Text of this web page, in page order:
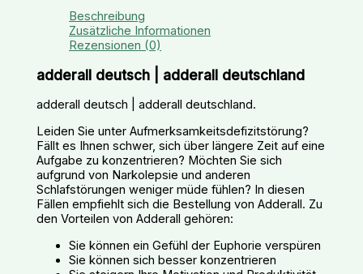
Beschreibung
Zusätzliche Informationen
Rezensionen (0)
adderall deutsch | adderall deutschland
adderall deutsch | adderall deutschland.
Leiden Sie unter Aufmerksamkeitsdefizitstörung?
Fällt es Ihnen schwer, sich über längere Zeit auf eine
Aufgabe zu konzentrieren? Möchten Sie sich
aufgrund von Narkolepsie und anderen
Schlafstörungen weniger müde fühlen? In diesen
Fällen empfiehlt sich die Bestellung von Adderall. Zu
den Vorteilen von Adderall gehören:
Sie können ein Gefühl der Euphorie verspüren
Sie können sich besser konzentrieren